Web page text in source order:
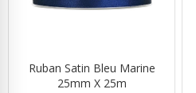
Ruban Satin Bleu Marine
25mm X 25m